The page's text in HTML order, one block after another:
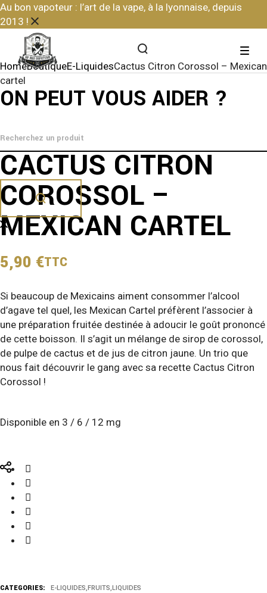
Skip
to
the
content
Au bon vapoteur : l’art de la vape, à la lyonnaise, depuis
2013 !
ON PEUT VOUS AIDER ?
HomeBoutiqueE-LiquidesCactus Citron Corossol – Mexican
cartel
CACTUS CITRON
COROSSOL –
MEXICAN CARTEL
5,90 €TTC
Si beaucoup de Mexicains aiment consommer l’alcool
d’agave tel quel, les Mexican Cartel préfèrent l’associer à
une préparation fruitée destinée à adoucir le goût prononcé
de cette boisson. Il s’agit un mélange de sirop de corossol,
de pulpe de cactus et de jus de citron jaune. Un trio que
nous fait découvrir le gang avec sa recette Cactus Citron
Corossol !
Disponible en 3 / 6 / 12 mg
CATEGORIES: E-LIQUIDES FRUITS LIQUIDES